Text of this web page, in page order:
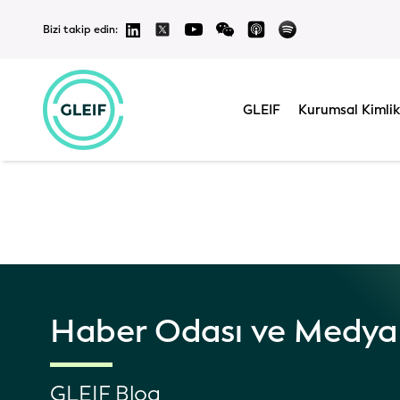
Bizi takip edin:
GLEIF Kurumsal Kimlik
Bu web
Haber Odası ve Medya
GLEIF Blog